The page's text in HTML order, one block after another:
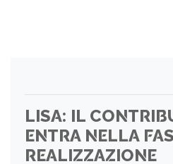
LISA: IL
ENTRA NELLA
REALIZZAZIONE